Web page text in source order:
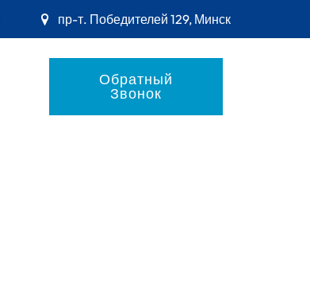
пр-т. Победителей 129, Минск
Обратный
Звонок